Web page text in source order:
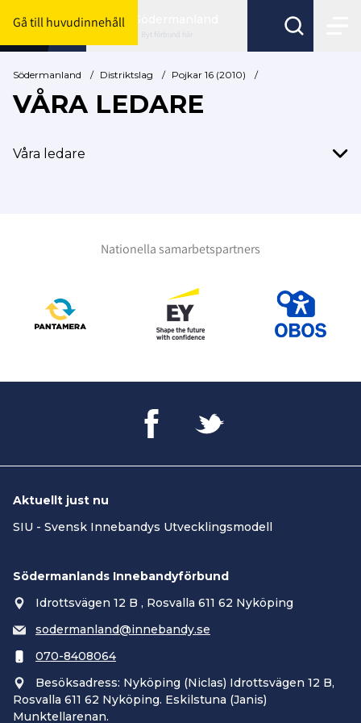
Gå till huvudinnehåll
Byt förbund här
Södermanland / Distriktslag / Pojkar 16 (2010) /
VÅRA LEDARE
Våra ledare
Nationella samarbetspartners
Aktuellt just nu
SIU - Svensk Innebandys Utvecklingsmodell
Södermanlands Innebandyförbund
Idrottsvägen 12 B , Rosvalla 611 62 Nyköping
sodermanland@innebandy.se
070-8408064
Besöksadress: Nyköping (Niclas) Idrottsvägen 12 B,
Rosvalla 611 62 Nyköping. Eskilstuna (Janis)
Munktellarenan.